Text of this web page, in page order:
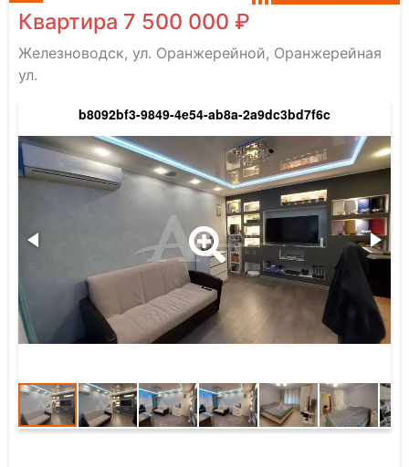
Квартира 7 500 000 ₽
Железноводск, ул. Оранжерейной, Оранжерейная
ул.
b8092bf3-9849-4e54-ab8a-2a9dc3bd7f6c